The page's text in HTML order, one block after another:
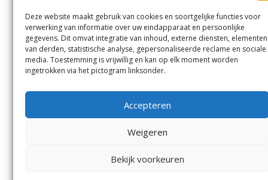
Deze website maakt gebruik van cookies en soortgelijke functies voor
verwerking van informatie over uw eindapparaat en persoonlijke
gegevens. Dit omvat integratie van inhoud, externe diensten, elementen
van derden, statistische analyse, gepersonaliseerde reclame en sociale
media. Toestemming is vrijwillig en kan op elk moment worden
ingetrokken via het pictogram linksonder.
Accepteren
Weigeren
Bekijk voorkeuren
UithoornenDe Kwakel.
Contact
Andere uitgaven
Bezorgklacht
Vacatures
Voorwaarden
Privacyverklaring
De Ronde Venen